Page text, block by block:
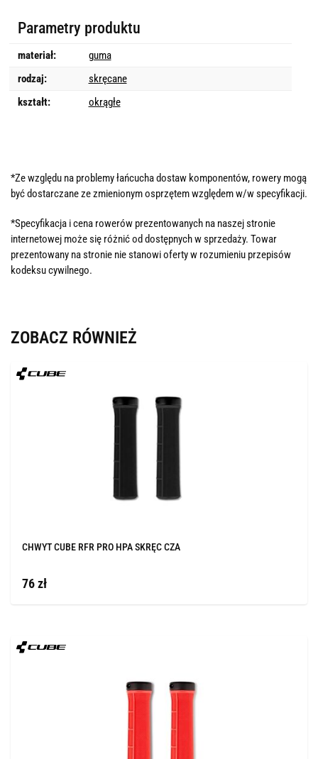
Parametry produktu
materiał:
guma
rodzaj:
skręcane
kształt:
okrągłe
*Ze względu na problemy łańcucha dostaw komponentów, rowery mogą
być dostarczane ze zmienionym osprzętem względem w/w specyfikacji.
*Specyfikacja i cena rowerów prezentowanych na naszej stronie
internetowej może się różnić od dostępnych w sprzedaży. Towar
prezentowany na stronie nie stanowi oferty w rozumieniu przepisów
kodeksu cywilnego.
ZOBACZ RÓWNIEŻ
CHWYT CUBE RFR PRO HPA SKRĘC CZA
76 zł